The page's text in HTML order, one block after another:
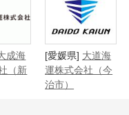
成海
（新
[愛媛県] 大道海
運株式会社（今
治市）